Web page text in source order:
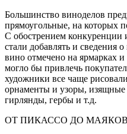
Большинство виноделов
прямоугольные, на которых
С обострением конкуренции
стали добавлять и сведения
вино отмечено на ярмарках
могло бы привлечь
художники все чаще
орнаменты и узоры, изящные
гирлянды, гербы и т.д.
ОТ ПИКАССО ДО